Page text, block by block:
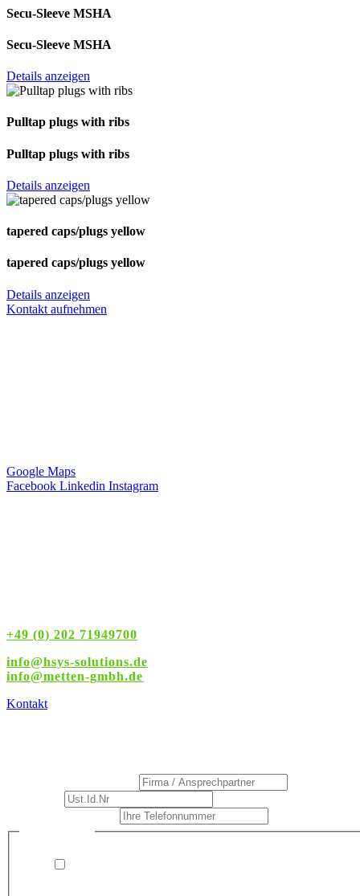
Secu-Sleeve MSHA
Secu-Sleeve MSHA
Details anzeigen
Pulltap plugs with ribs
Pulltap plugs with ribs
Details anzeigen
tapered caps/plugs yellow
tapered caps/plugs yellow
Details anzeigen
Kontakt aufnehmen
Google Maps
Facebook Linkedin Instagram
+49 (0) 202 71949700
info@hsys-solutions.de
info@metten-gmbh.de
Kontakt
Telefonnummer